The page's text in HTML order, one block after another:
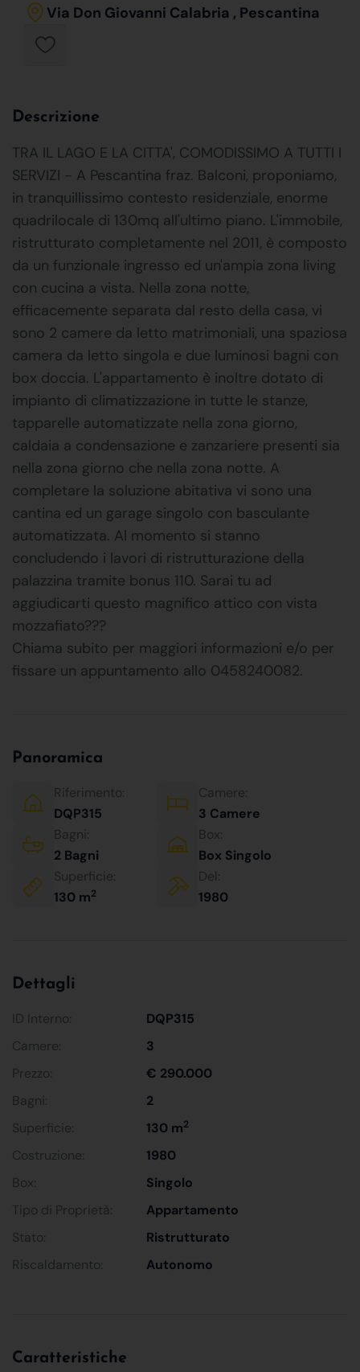
Via Don Giovanni Calabria , Pescantina
Descrizione
TRA IL LAGO E LA CITTA', COMODISSIMO A TUTTI I
SERVIZI - A Pescantina fraz. Balconi, proponiamo,
in tranquillissimo contesto residenziale, enorme
quadrilocale di 130mq all'ultimo piano. L'immobile,
ristrutturato completamente nel 2011, è composto
da un funzionale ingresso ed un'ampia zona living
con cucina a vista. Nella zona notte,
efficacemente separata dal resto della casa, vi
sono 2 camere da letto matrimoniali, una spaziosa
camera da letto singola e due luminosi bagni con
box doccia. L'appartamento è inoltre dotato di
impianto di climatizzazione in tutte le stanze,
tapparelle automatizzate nella zona giorno,
caldaia a condensazione e zanzariere presenti sia
nella zona giorno che nella zona notte. A
completare la soluzione abitativa vi sono una
cantina ed un garage singolo con basculante
automatizzata. Al momento si stanno
concludendo i lavori di ristrutturazione della
palazzina tramite bonus 110. Sarai tu ad
aggiudicarti questo magnifico attico con vista
mozzafiato???
Chiama subito per maggiori informazioni e/o per
fissare un appuntamento allo 0458240082.
Panoramica
Riferimento:
DQP315
Camere:
3 Camere
Bagni:
2 Bagni
Box:
Box Singolo
Superficie:
130 m2
Del:
1980
Dettagli
ID Interno:
DQP315
Camere:
3
Prezzo:
€ 290.000
Bagni:
2
Superficie:
130 m2
Costruzione:
1980
Box:
Singolo
Tipo di Proprietà:
Appartamento
Stato:
Ristrutturato
Riscaldamento:
Autonomo
Caratteristiche